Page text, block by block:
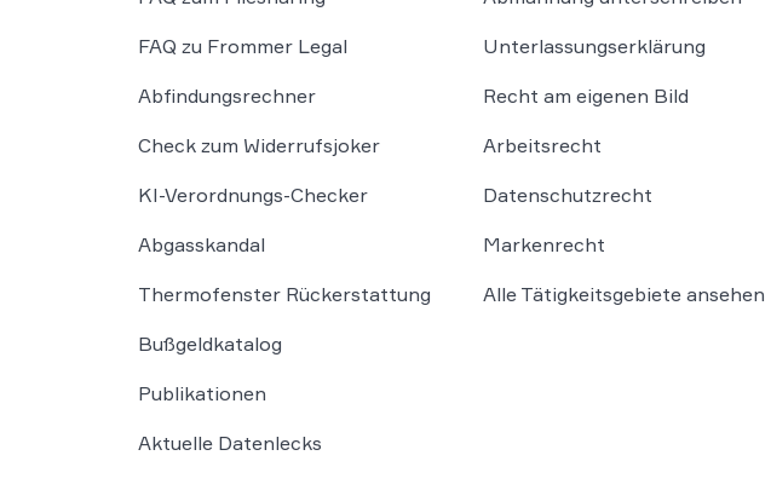
FAQ zu Frommer Legal
Abfindungsrechner
Check zum Widerrufsjoker
KI-Verordnungs-Checker
Abgasskandal
Thermofenster Rückerstattung
Bußgeldkatalog
Publikationen
Aktuelle Datenlecks
Unterlassungserklärung
Recht am eigenen Bild
Arbeitsrecht
Datenschutzrecht
Markenrecht
Alle Tätigkeitsgebiete ansehen